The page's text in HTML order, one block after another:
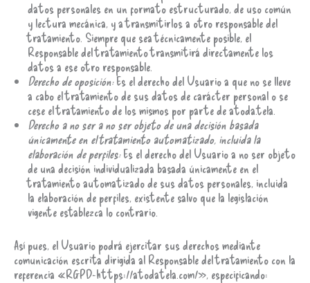
datos personales en un formato estructurado, de uso común
y lectura mecánica, y a transmitirlos a otro responsable del
tratamiento. Siempre que sea técnicamente posible, el
Responsable del tratamiento transmitirá directamente los
datos a ese otro responsable.
Derecho de oposición:Es el derecho del Usuario a que no se lleve
a cabo el tratamiento de sus datos de carácter personal o se
cese el tratamiento de los mismos por parte de atoda.tela.
Derecho a no ser a no ser objeto de una decisión basada
únicamente en el tratamiento automatizado, incluida la
elaboración de perfiles:Es el derecho del Usuario a no ser objeto
de una decisión individualizada basada únicamente en el
tratamiento automatizado de sus datos personales, incluida
la elaboración de perfiles, existente salvo que la legislación
vigente establezca lo contrario.
Así pues, el Usuario podrá ejercitar sus derechos mediante
comunicación escrita dirigida al Responsable del tratamiento con la
referencia «RGPD-https://atodatela.com/», especificando: